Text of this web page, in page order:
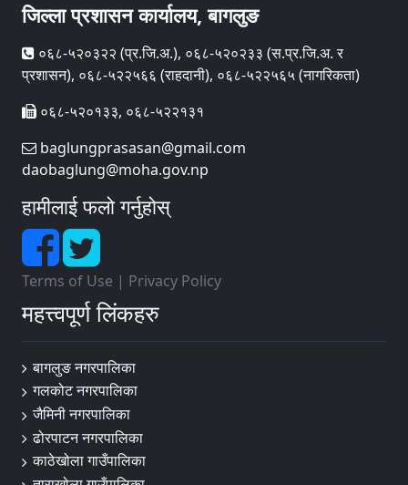
जिल्ला प्रशासन कार्यालय, बागलुङ
०६८-५२०३२२ (प्र‍.जि.अ.), ०६८-५२०२३३ (स.प्र.जि.अ. र
प्रशासन), ०६८-५२२५६६ (राहदानी), ०६८-५२२५६५ (नागरिकता)
०६८-५२०१३३, ०६८-५२२१३१
baglungprasasan@gmail.com
daobaglung@moha.gov.np
हामीलाई फलो गर्नुहोस्
Terms of Use | Privacy Policy
महत्त्वपूर्ण लिंकहरु
बागलुङ नगरपालिका
गलकोट नगरपालिका
जैमिनी नगरपालिका
ढोरपाटन नगरपालिका
काठेखोला गाउँपालिका